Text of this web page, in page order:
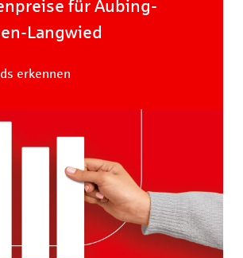
für Aubing-
Langwied
erkennen